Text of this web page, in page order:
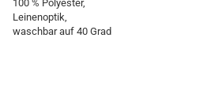
100 % Polyester,
Leinenoptik,
waschbar auf 40 Grad